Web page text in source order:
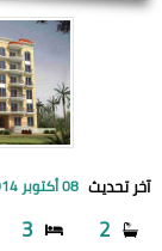
آخر تحديث 08 أكتوبر 2014
2
3